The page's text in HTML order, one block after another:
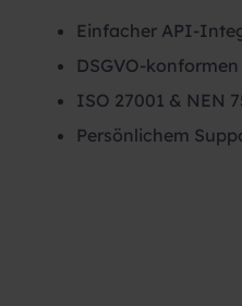
Einfacher API-
DSGVO-
ISO 27001 & NEN
Persönlichem